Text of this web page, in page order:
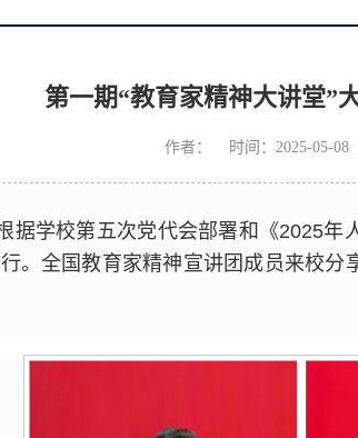
第一期“教育家精神大讲堂”
作者： 时间：2025-05-
据学校第五次党代会部署和《2025
。全国教育家精神宣讲团成员来校